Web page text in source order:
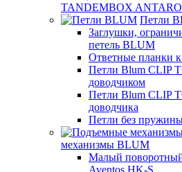
TANDEMBOX
Петли
Заглушки,
петель BLUM
Ответные планки
Петли Blum CLIP
доводчиком
Петли Blum CLIP
доводчика
Петли без
механизмы BLUM
Малый
Aventos HK-S